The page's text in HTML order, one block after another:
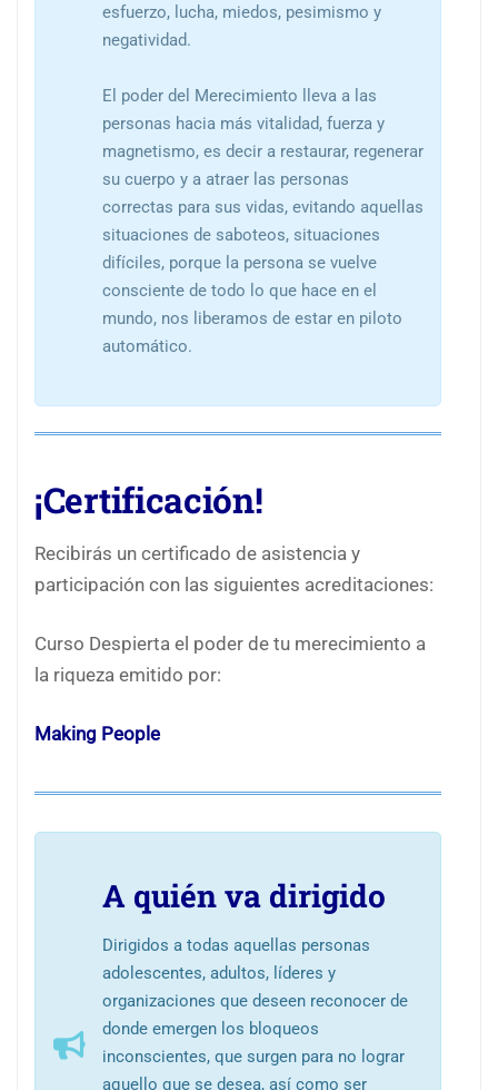
esfuerzo, lucha, miedos, pesimismo y
negatividad.
El poder del Merecimiento lleva a las
personas hacia más vitalidad, fuerza y
magnetismo, es decir a restaurar, regenerar
su cuerpo y a atraer las personas
correctas para sus vidas, evitando aquellas
situaciones de saboteos, situaciones
difíciles, porque la persona se vuelve
consciente de todo lo que hace en el
mundo, nos liberamos de estar en piloto
automático.
¡Certificación!
Recibirás un certificado de asistencia y
participación con las siguientes acreditaciones:
Curso Despierta el poder de tu merecimiento a
la riqueza emitido por:
Making People
A quién va dirigido
Dirigidos a todas aquellas personas
adolescentes, adultos, líderes y
organizaciones que deseen reconocer de
donde emergen los bloqueos
inconscientes, que surgen para no lograr
aquello que se desea, así como ser